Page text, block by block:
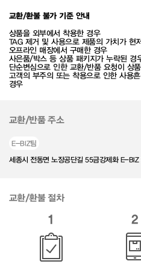
교환/환불 불가 기준 안내
상품을 외부에서 착용한 경우
TAG 제거 및 사용으로 제품의 가치가 현
오프라인 매장에서 구매한 경우
사은품/박스 등 상품 패키지가 누락된 경
단순변심으로 인한 교환/반품 요청이 상
고객의 부주의 또는 착용으로 인한 사용
경우
교환/반품 주소
E-BIZ팀
세종시 전동면 노장공단길 55금강제화 E-BIZ
교환/환불 절차
1 2